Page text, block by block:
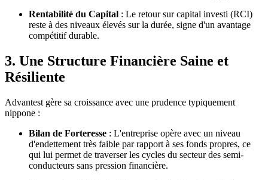
Rentabilité du Capital : Le retour sur capital investi (RCI)
reste à des niveaux élevés sur la durée, signe d'un avantage
compétitif durable.
3. Une Structure Financière Saine et
Résiliente
Advantest gère sa croissance avec une prudence typiquement
nippone :
Bilan de Forteresse : L'entreprise opère avec un niveau
d'endettement très faible par rapport à ses fonds propres, ce
qui lui permet de traverser les cycles du secteur des semi-
conducteurs sans pression financière.